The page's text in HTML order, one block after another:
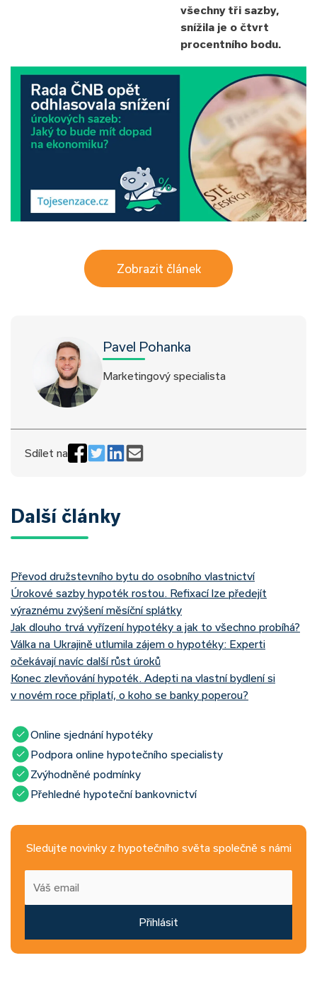
všechny tři sazby,
snížila je o čtvrt
procentního bodu.
Zobrazit článek
Pavel Pohanka
Marketingový specialista
Sdílet na
Další články
Převod družstevního bytu do osobního vlastnictví
Úrokové sazby hypoték rostou. Refixací lze předejít
výraznému zvýšení měsíční splátky
Jak dlouho trvá vyřízení hypotéky a jak to všechno probíhá?
Válka na Ukrajině utlumila zájem o hypotéky: Experti
očekávají navíc další růst úroků
Konec zlevňování hypoték. Adepti na vlastní bydlení si
v novém roce připlatí, o koho se banky poperou?
Online sjednání hypotéky
Podpora online hypotečního specialisty
Zvýhodněné podmínky
Přehledné hypoteční bankovnictví
Sledujte novinky z hypotečního světa společně s námi
Přihlásit